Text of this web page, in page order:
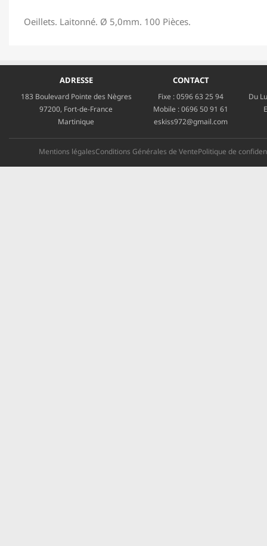
Oeillets. Laitonné. Ø 5,0mm. 100 Pièces.
ADRESSE
183 Boulevard Pointe des Nègres
97200, Fort-de-France
Martinique
CONTACT
Fixe :0596 63 25 94
Mobile :0696 50 91 61
eskiss972@gmail.com
Du
Mentions légalesConditions Générales de VentePolitique de